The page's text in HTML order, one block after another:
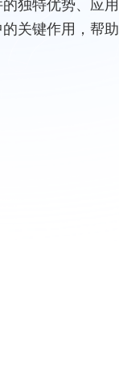
独特优势、应用
关键作用，帮助